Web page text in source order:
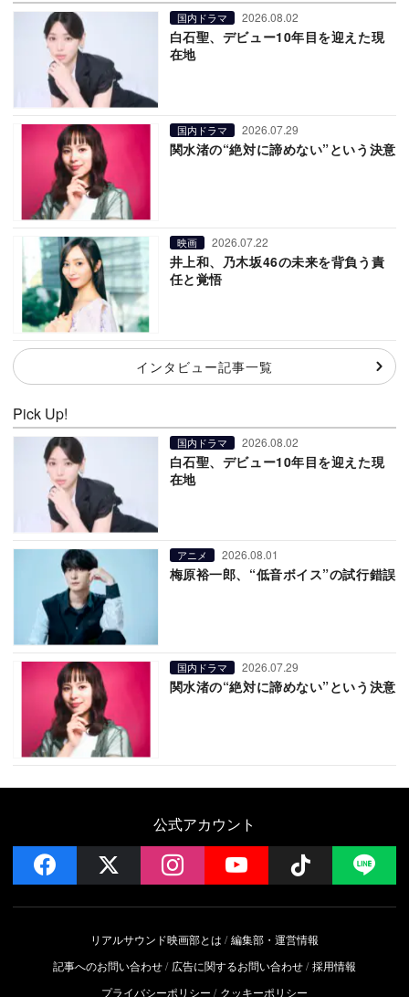
国内ドラマ 2026.08.02
白石聖、デビュー10年目を迎えた現
在地
国内ドラマ 2026.07.29
関水渚の“絶対に諦めない”という決意
映画 2026.07.22
井上和、乃木坂46の未来を背負う責
任と覚悟
インタビュー記事一覧
Pick Up!
国内ドラマ 2026.08.02
白石聖、デビュー10年目を迎えた現
在地
アニメ 2026.08.01
梅原裕一郎、“低音ボイス”の試行錯誤
国内ドラマ 2026.07.29
関水渚の“絶対に諦めない”という決意
公式アカウント
facebook instagramYouTube Follow
リアルサウンド映画部とは
編集部・運営情報
記事へのお問い合わせ
広告に関するお問い合わせ 採用情報
プライバシーポリシー
クッキーポリシー